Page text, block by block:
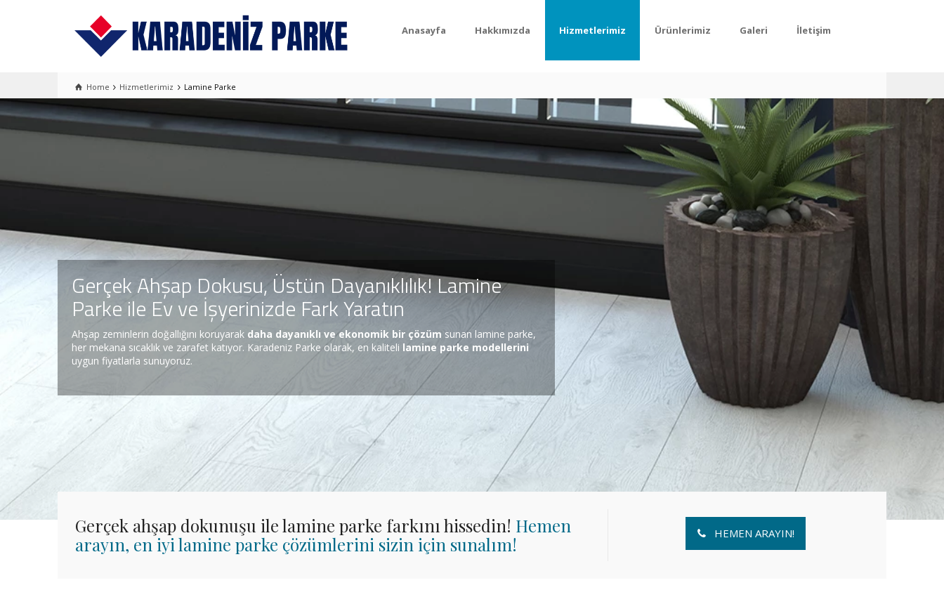
Anasayfa Hakkımızda Hizmetlerimiz Ürünlerimiz Galeri İletişim
Home Hizmetlerimiz Lamine Parke
Gerçek Ahşap Dokusu, Üstün Dayanıklılık! Lamine
Parke ile Ev ve İşyerinizde Fark Yaratın
Ahşap zeminlerin doğallığını koruyarak daha dayanıklı ve ekonomik bir çözüm sunan lamine parke,
her mekana sıcaklık ve zarafet katıyor. Karadeniz Parke olarak, en kaliteli lamine parke modellerini
uygun fiyatlarla sunuyoruz.
Gerçek ahşap dokunuşu ile lamine parke farkını hissedin! Hemen
arayın, en iyi lamine parke çözümlerini sizin için sunalım!
HEMEN ARAYIN!